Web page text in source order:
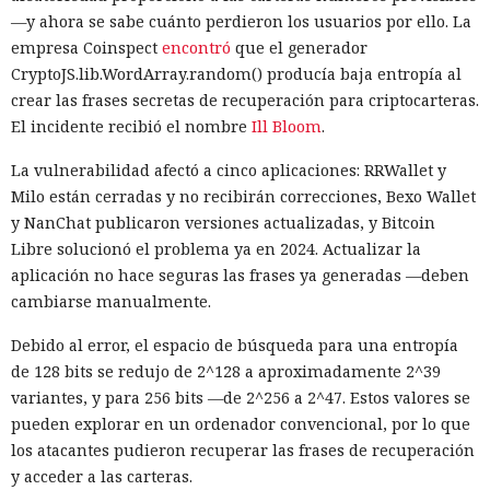
voluntarios que continuaran una historia corta sobre un
animal parlante. En todos los casos examinados, los
participantes eligieron con mayor frecuencia para el
protagonista el género masculino.
resolverían la misma tarea los modelos lingüísticos
modernos. El experimento incluyó a Claude Sonnet 4.5,
Gemini 2.5, GPT-4o, GPT-5.1, Mistral Medium y el modelo
abierto Olmo 3.
Cada sistema continuó la frase sobre un animal que se
veces. Como personajes se emplearon: oso, ave, gato, perro,
ratón, cerdo y conejo. Los investigadores también
cambiaron el parámetro de aleatoriedad de la generación;
sin embargo, el escenario y la temperatura casi no afectaron
la distribución final.
—y ahora se sabe cuánto perdieron los usuarios por ello. La
empresa Coinspect encontró que el generador
CryptoJS.lib.WordArray.random() producía baja entropía al
crear las frases secretas de recuperación para criptocarteras.
El incidente recibió el nombre Ill Bloom.
La vulnerabilidad afectó a cinco aplicaciones: RRWallet y
Milo están cerradas y no recibirán correcciones, Bexo Wallet
y NanChat publicaron versiones actualizadas, y Bitcoin
Libre solucionó el problema ya en 2024. Actualizar la
aplicación no hace seguras las frases ya generadas —deben
cambiarse manualmente.
Debido al error, el espacio de búsqueda para una entropía
de 128 bits se redujo de 2^128 a aproximadamente 2^39
variantes, y para 256 bits —de 2^256 a 2^47. Estos valores se
pueden explorar en un ordenador convencional, por lo que
los atacantes pudieron recuperar las frases de recuperación
y acceder a las carteras.